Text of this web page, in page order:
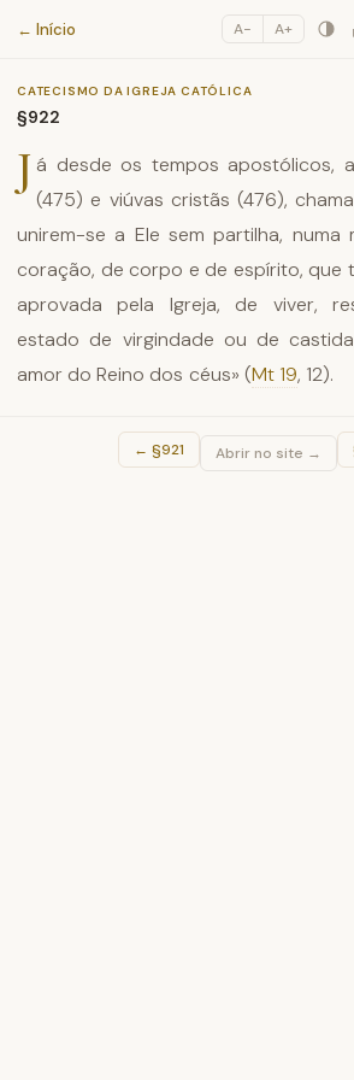
Catecismo da
← Início A− A+
CATECISMO DA IGREJA CATÓLICA
§922
J á desde os tempos apostólicos,
(475) e viúvas cristãs (476),
unirem-se a Ele sem partilha, numa
coração, de corpo e de espírito, que
aprovada pela Igreja, de viver,
estado de virgindade ou de
amor do Reino dos céus» (Mt 19, 12).
← §921 Abrir no site →